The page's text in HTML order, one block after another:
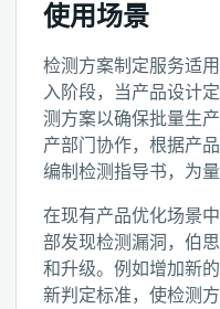
使用场景
检测方案制定服务适
入阶段，当产品设计
测方案以确保批量生
产部门协作，根据产
编制检测指导书，为
在现有产品优化场景
部发现检测漏洞，伯
和升级。例如增加新
新判定标准，使检测